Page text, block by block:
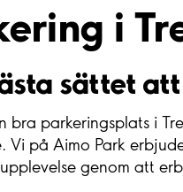
i
sättet
bra parkeringsplats i
Vi på Aimo Park
genom att